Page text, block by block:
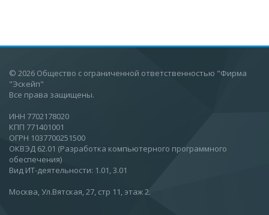
© 2026 Общество с ограниченной ответственностью "Фирма
"Эскейп"
Все права защищены.
ИНН 7702178020
КПП 771401001
ОГРН 1037700251500
ОКВЭД 62.01 (Разработка компьютерного программного
обеспечения)
Вид ИТ-деятельности: 1.01, 3.01
Москва, Ул.Вятская, 27, стр 11, этаж 2.